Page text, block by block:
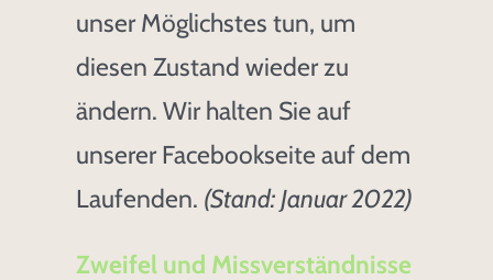
unser Möglichstes tun, um
diesen Zustand wieder zu
ändern. Wir halten Sie auf
unserer Facebookseite auf dem
Laufenden. (Stand: Januar 2022)
Zweifel und Missverständnisse